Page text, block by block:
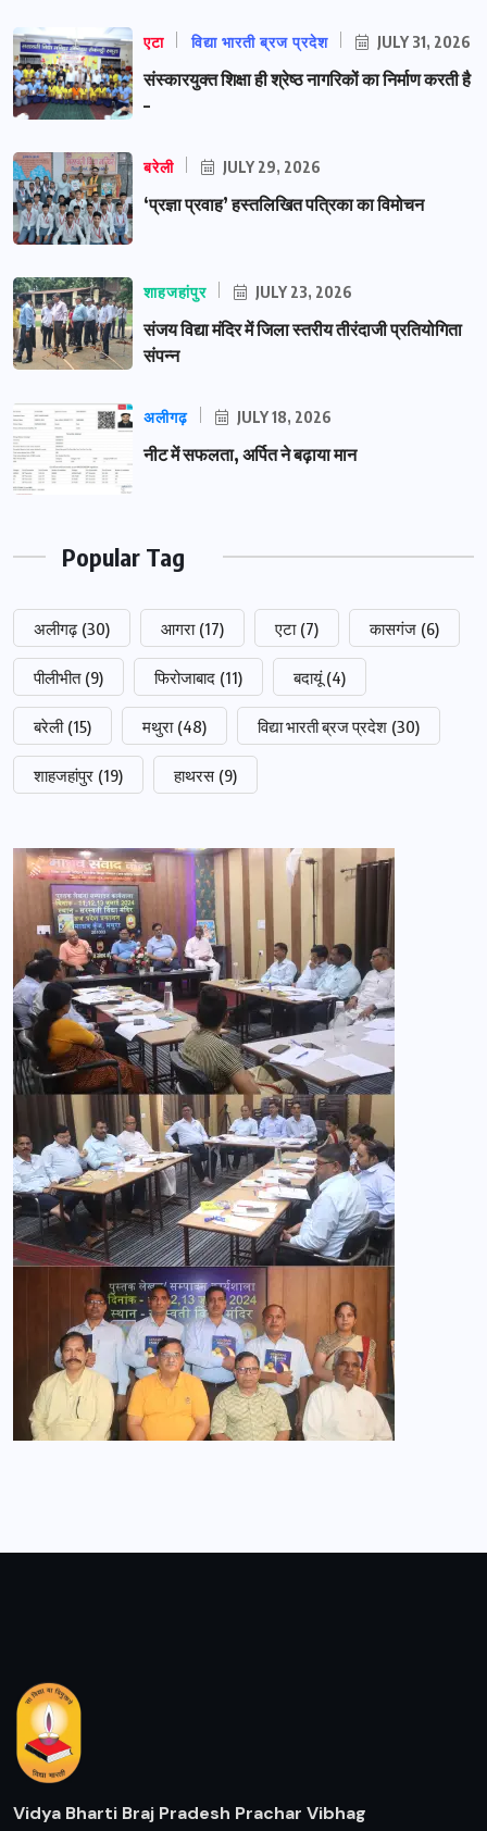
एटा विद्या भारती ब्रज प्रदेश JULY 31, 2026
संस्कारयुक्त शिक्षा ही श्रेष्ठ नागरिकों का निर्माण करती है
–
बरेली JULY 29, 2026
‘प्रज्ञा प्रवाह’ हस्तलिखित पत्रिका का विमोचन
शाहजहांपुर JULY 23, 2026
संजय विद्या मंदिर में जिला स्तरीय तीरंदाजी प्रतियोगिता
संपन्न
अलीगढ़ JULY 18, 2026
नीट में सफलता, अर्पित ने बढ़ाया मान
Popular Tag
अलीगढ़ (30) आगरा (17) एटा (7) कासगंज (6)
पीलीभीत (9) फिरोजाबाद (11) बदायूं (4)
बरेली (15) मथुरा (48) विद्या भारती ब्रज प्रदेश (30)
शाहजहांपुर (19) हाथरस (9)
Vidya Bharti Braj Pradesh Prachar Vibhag